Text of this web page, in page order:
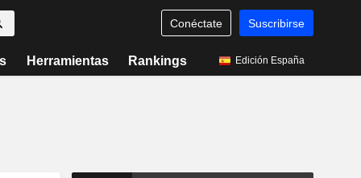
Conéctate Suscribirse
Herramientas Rankings Edición España